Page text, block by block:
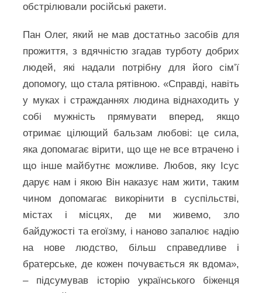
обстрілювали російські ракети.
Пан Олег, який не мав достатньо засобів для
прожиття, з вдячністю згадав турботу добрих
людей, які надали потрібну для його сім’ї
допомогу, що стала рятівною. «Справді, навіть
у муках і стражданнях людина віднаходить у
собі мужність прямувати вперед, якщо
отримає цілющий бальзам любові: це сила,
яка допомагає вірити, що ще не все втрачено і
що інше майбутнє можливе. Любов, яку Ісус
дарує нам і якою Він наказує нам жити, таким
чином допомагає викорінити в суспільстві,
містах і місцях, де ми живемо, зло
байдужості та егоїзму, і наново запалює надію
на нове людство, більш справедливе і
братерське, де кожен почувається як вдома»,
– підсумував історію українського біженця